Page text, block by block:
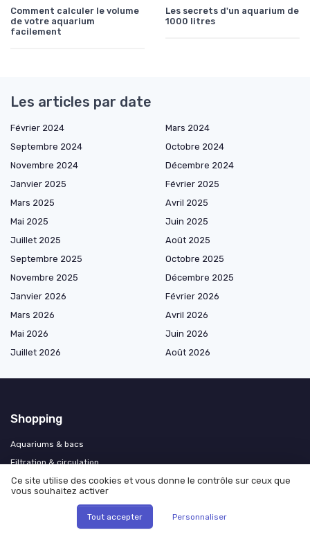
Comment calculer le volume
de votre aquarium
facilement
Les secrets d'un aquarium de
1000 litres
Les articles par date
Février 2024
Mars 2024
Septembre 2024
Octobre 2024
Novembre 2024
Décembre 2024
Janvier 2025
Février 2025
Mars 2025
Avril 2025
Mai 2025
Juin 2025
Juillet 2025
Août 2025
Septembre 2025
Octobre 2025
Novembre 2025
Décembre 2025
Janvier 2026
Février 2026
Mars 2026
Avril 2026
Mai 2026
Juin 2026
Juillet 2026
Août 2026
Shopping
Aquariums & bacs
Filtration & circulation
Éclairage & électricité
Décoration & substrats
Ce site utilise des cookies et vous donne le contrôle sur ceux que
vous souhaitez activer
Tout accepter Personnaliser